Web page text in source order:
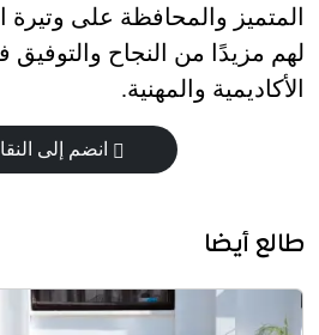
المتميز والمحافظة على وتيرة
لهم مزيدًا من النجاح
الأكاديمية والمهنية.
انضم إلى
طالع أيضا